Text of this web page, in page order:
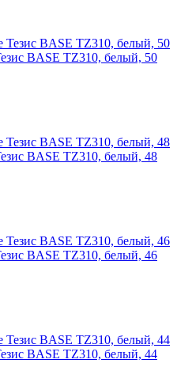
BASE TZ310, белый, 50
BASE TZ310, белый, 48
BASE TZ310, белый, 46
BASE TZ310, белый, 44